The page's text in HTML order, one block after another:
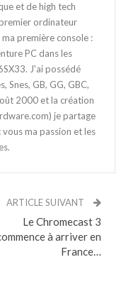
et de high tech
ordinateur
première console :
PC dans les
J'ai possédé
Snes, GB, GG, GBC,
2000 et la création
je partage
ma passion et les
ARTICLE SUIVANT
Le Chromecast 3
à arriver en
France…